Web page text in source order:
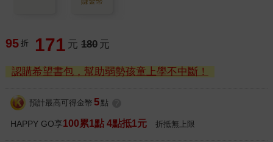
95 折 171 元 180 元
認購希望書包，幫助弱勢孩童上學不中斷！
預計最高可得金幣 5 點
HAPPY GO享100累1點 4點抵1元 折抵無上限